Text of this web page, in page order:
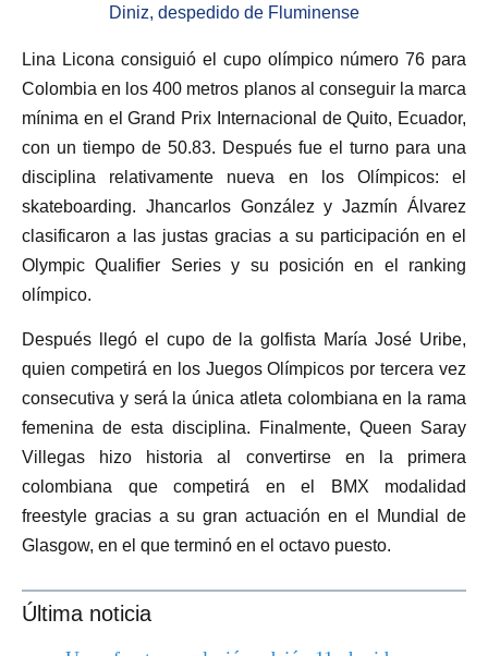
Diniz, despedido de Fluminense
Lina Licona consiguió el cupo olímpico número 76 para
Colombia en los 400 metros planos al conseguir la marca
mínima en el Grand Prix Internacional de Quito, Ecuador,
con un tiempo de 50.83. Después fue el turno para una
disciplina relativamente nueva en los Olímpicos: el
skateboarding. Jhancarlos González y Jazmín Álvarez
clasificaron a las justas gracias a su participación en el
Olympic Qualifier Series y su posición en el ranking
olímpico.
Después llegó el cupo de la golfista María José Uribe,
quien competirá en los Juegos Olímpicos por tercera vez
consecutiva y será la única atleta colombiana en la rama
femenina de esta disciplina. Finalmente, Queen Saray
Villegas hizo historia al convertirse en la primera
colombiana que competirá en el BMX modalidad
freestyle gracias a su gran actuación en el Mundial de
Glasgow, en el que terminó en el octavo puesto.
Última noticia